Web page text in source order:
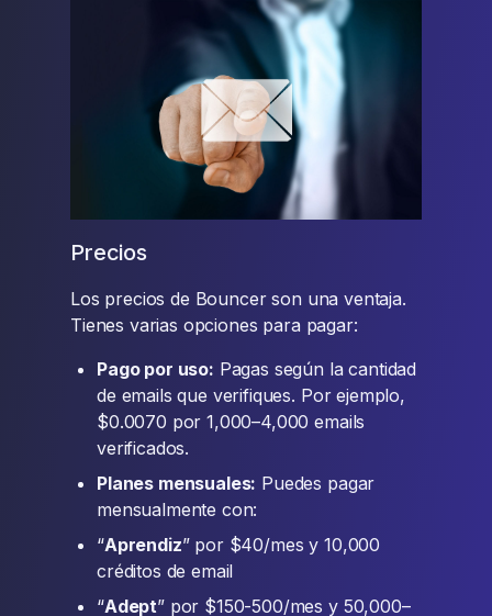
Precios
Los precios de Bouncer son una ventaja.
Tienes varias opciones para pagar:
Pago por uso: Pagas según la cantidad
de emails que verifiques. Por ejemplo,
$0.0070 por 1,000–4,000 emails
verificados.
Planes mensuales: Puedes pagar
mensualmente con:
“Aprendiz” por $40/mes y 10,000
créditos de email
“Adept” por $150-500/mes y 50,000–